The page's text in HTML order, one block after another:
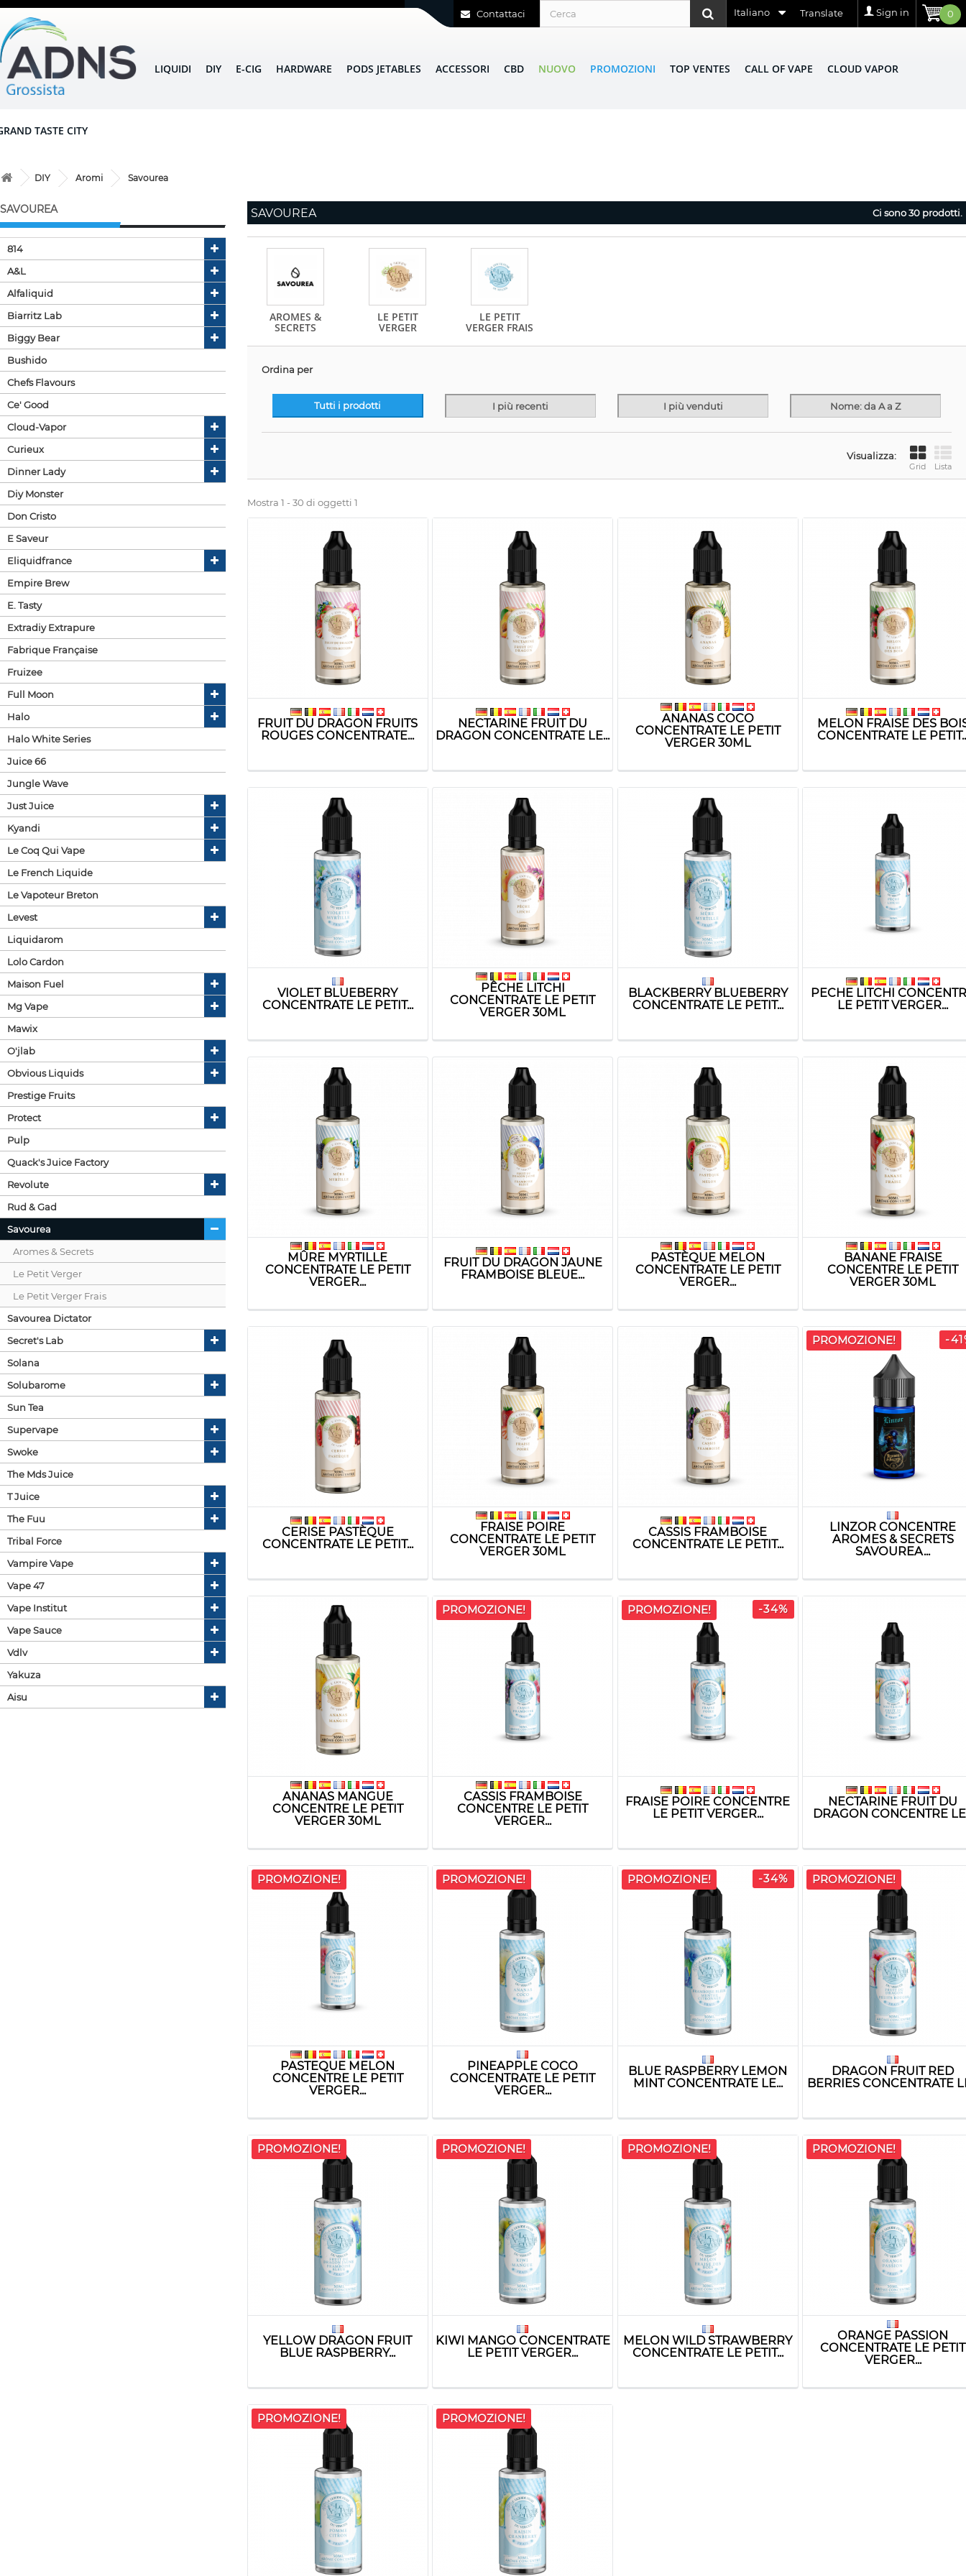
0
Sign in
Translate
Italiano
Contattaci
LIQUIDI DIY E-CIG HARDWARE PODS JETABLES ACCESSORI CBD NUOVO PROMOZIONI TOP VENTES CALL OF VAPE CLOUD VAPOR
TASTE CITY
DIY Aromi Savourea
SAVOUREA
814
A&l
Alfaliquid
Biarritz Lab
Biggy Bear
Bushido
Chefs Flavours
Ce' Good
Cloud-Vapor
Curieux
Dinner Lady
Diy Monster
Don Cristo
E Saveur
Eliquidfrance
Empire Brew
E. Tasty
Extradiy Extrapure
Fabrique Française
Fruizee
Full Moon
Halo
Halo White Series
Juice 66
Jungle Wave
Just Juice
Kyandi
Le Coq Qui Vape
Le French Liquide
Le Vapoteur Breton
Levest
Liquidarom
Lolo Cardon
Maison Fuel
Mg Vape
Mawix
O'jlab
Obvious Liquids
Prestige Fruits
Protect
Pulp
Quack's Juice Factory
Revolute
Rud & Gad
Savourea
Aromes & Secrets
Le Petit Verger
Le Petit Verger Frais
Savourea Dictator
Secret's Lab
Solana
Solubarome
Sun Tea
Supervape
Swoke
The Mds Juice
T Juice
The Fuu
Tribal Force
Vampire Vape
Vape 47
Vape Institut
Vape Sauce
Vdlv
Yakuza
Aisu
SAVOUREA Ci sono 30 prodotti.
AROMES &
SECRETS
LE PETIT
VERGER
LE PETIT
VERGER FRAIS
Ordina per
Tutti i prodotti I più recenti I più venduti Nome: da A a Z
Visualizza:
Grid Lista
Mostra 1 - 30 di oggetti 1
FRUIT DU DRAGON FRUITS
ROUGES CONCENTRATE...
NECTARINE FRUIT DU
DRAGON CONCENTRATE LE...
ANANAS COCO
CONCENTRATE LE PETIT
VERGER 30ML
MELON FRAISE DES
CONCENTRATE LE
VIOLET BLUEBERRY
CONCENTRATE LE PETIT...
PÊCHE LITCHI
CONCENTRATE LE PETIT
VERGER 30ML
BLACKBERRY BLUEBERRY
CONCENTRATE LE PETIT...
PECHE LITCHI
LE PETIT VERGER...
MÛRE MYRTILLE
CONCENTRATE LE PETIT
VERGER...
FRUIT DU DRAGON JAUNE
FRAMBOISE BLEUE...
PASTÈQUE MELON
CONCENTRATE LE PETIT
VERGER...
BANANE FRAISE
CONCENTRE LE PETIT
VERGER 30ML
CERISE PASTÈQUE
CONCENTRATE LE PETIT...
FRAISE POIRE
CONCENTRATE LE PETIT
VERGER 30ML
CASSIS FRAMBOISE
CONCENTRATE LE PETIT...
PROMOZIONE! -
LINZOR CONCENTRE
AROMES & SECRETS
SAVOUREA...
ANANAS MANGUE
CONCENTRE LE PETIT
VERGER 30ML
PROMOZIONE!
CASSIS FRAMBOISE
CONCENTRE LE PETIT
VERGER...
PROMOZIONE! -34%
FRAISE POIRE CONCENTRE
LE PETIT VERGER...
NECTARINE FRUIT DU
DRAGON CONCENTRE
PROMOZIONE!
PASTEQUE MELON
CONCENTRE LE PETIT
VERGER...
PROMOZIONE!
PINEAPPLE COCO
CONCENTRATE LE PETIT
VERGER...
PROMOZIONE! -34%
BLUE RASPBERRY LEMON
MINT CONCENTRATE LE...
PROMOZIONE!
DRAGON FRUIT RED
BERRIES CONCENTRATE
PROMOZIONE!
YELLOW DRAGON FRUIT
BLUE RASPBERRY...
PROMOZIONE!
KIWI MANGO CONCENTRATE
LE PETIT VERGER...
PROMOZIONE!
MELON WILD STRAWBERRY
CONCENTRATE LE PETIT...
PROMOZIONE!
ORANGE PASSION
CONCENTRATE LE PETIT
VERGER...
PROMOZIONE! PROMOZIONE!